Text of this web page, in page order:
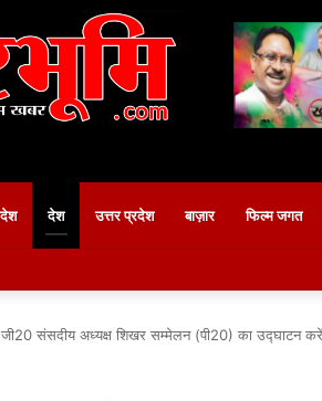
देश उत्तर प्रदेश बाज़ार फिल्म जगत
संसदीय अध्यक्ष शिखर सम्मेलन (पी20) का उद्घाटन